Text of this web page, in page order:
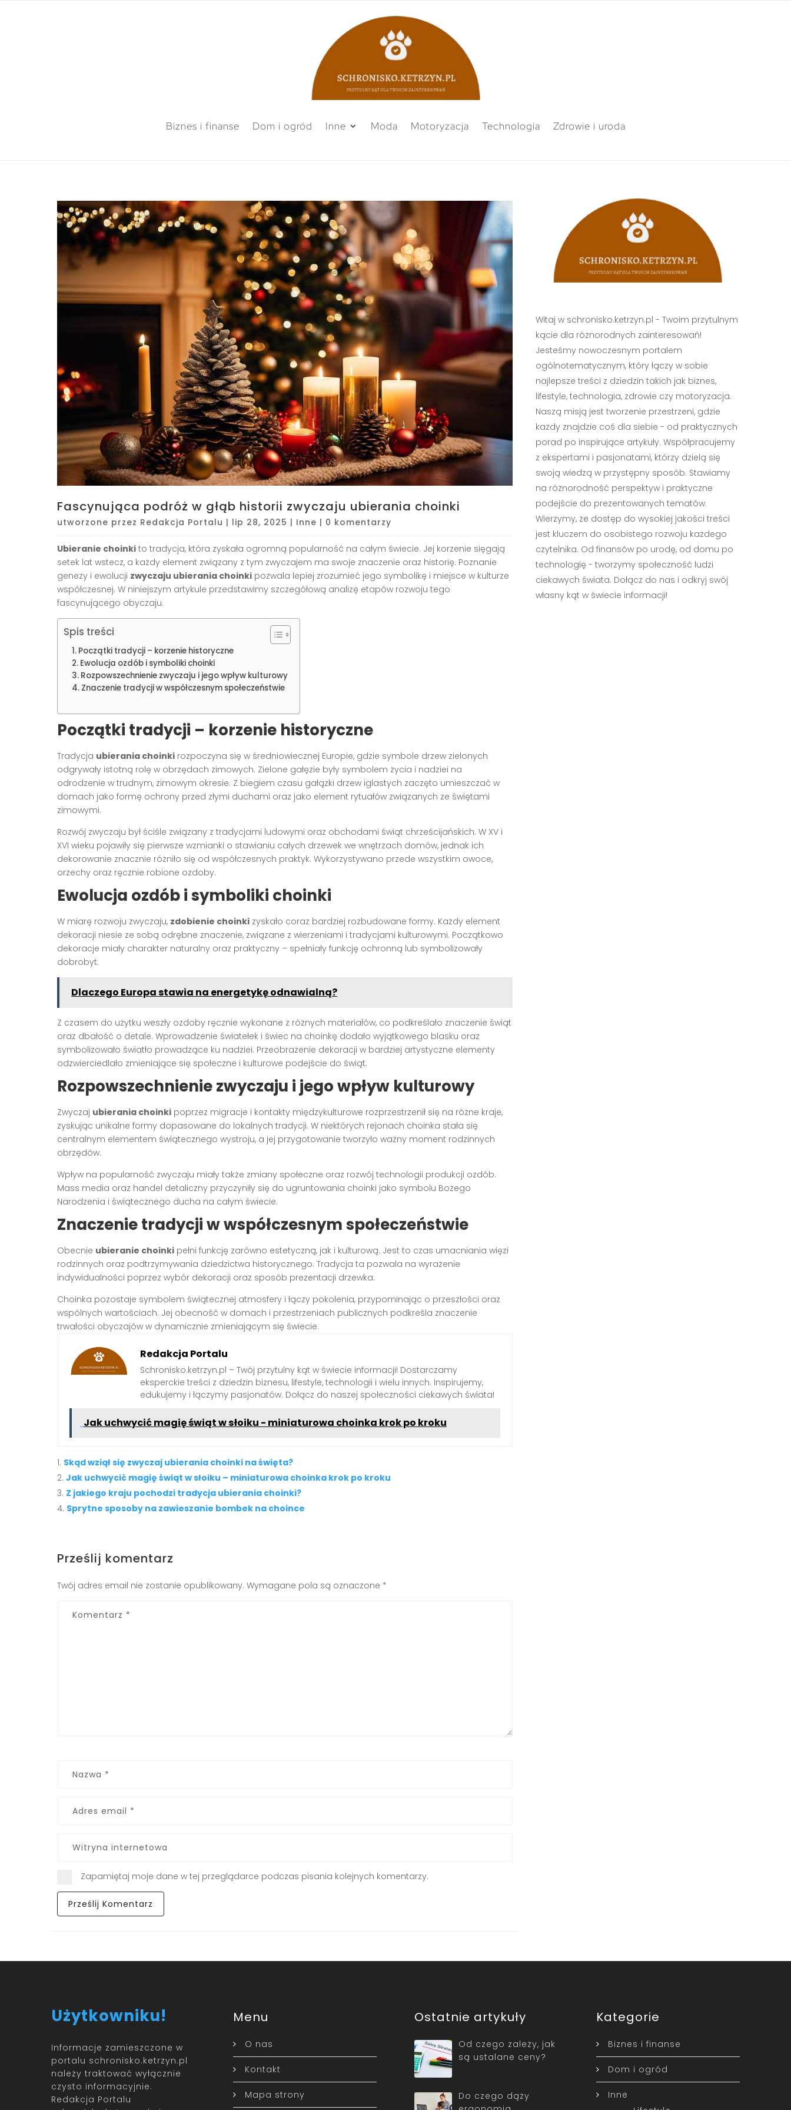
Biznes i finanse Dom i ogród Inne Moda Motoryzacja Technologia Zdrowie i uroda
Fascynująca podróż w głąb historii zwyczaju ubierania choinki
utworzone przez Redakcja Portalu | lip 28, 2025 | Inne | 0 komentarzy
Ubieranie choinki to tradycja, która zyskała ogromną popularność na całym świecie. Jej korzenie sięgają
setek lat wstecz, a każdy element związany z tym zwyczajem ma swoje znaczenie oraz historię. Poznanie
genezy i ewolucji zwyczaju ubierania choinki pozwala lepiej zrozumieć jego symbolikę i miejsce w kulturze
współczesnej. W niniejszym artykule przedstawimy szczegółową analizę etapów rozwoju tego
fascynującego obyczaju.
Spis treści
Początki tradycji – korzenie historyczne
Ewolucja ozdób i symboliki choinki
Rozpowszechnienie zwyczaju i jego wpływ kulturowy
Znaczenie tradycji w współczesnym społeczeństwie
Początki tradycji – korzenie historyczne
Tradycja ubierania choinki rozpoczyna się w średniowiecznej Europie, gdzie symbole drzew zielonych
odgrywały istotną rolę w obrzędach zimowych. Zielone gałęzie były symbolem życia i nadziei na
odrodzenie w trudnym, zimowym okresie. Z biegiem czasu gałązki drzew iglastych zaczęto umieszczać w
domach jako formę ochrony przed złymi duchami oraz jako element rytuałów związanych ze świętami
zimowymi.
Rozwój zwyczaju był ściśle związany z tradycjami ludowymi oraz obchodami świąt chrześcijańskich. W XV i
XVI wieku pojawiły się pierwsze wzmianki o stawianiu całych drzewek we wnętrzach domów, jednak ich
dekorowanie znacznie różniło się od współczesnych praktyk. Wykorzystywano przede wszystkim owoce,
orzechy oraz ręcznie robione ozdoby.
Ewolucja ozdób i symboliki choinki
W miarę rozwoju zwyczaju, zdobienie choinki zyskało coraz bardziej rozbudowane formy. Każdy element
dekoracji niesie ze sobą odrębne znaczenie, związane z wierzeniami i tradycjami kulturowymi. Początkowo
dekoracje miały charakter naturalny oraz praktyczny – spełniały funkcję ochronną lub symbolizowały
dobrobyt.
Dlaczego Europa stawia na energetykę odnawialną?
Z czasem do użytku weszły ozdoby ręcznie wykonane z różnych materiałów, co podkreślało znaczenie świąt
oraz dbałość o detale. Wprowadzenie światełek i świec na choinkę dodało wyjątkowego blasku oraz
symbolizowało światło prowadzące ku nadziei. Przeobrażenie dekoracji w bardziej artystyczne elementy
odzwierciedlało zmieniające się społeczne i kulturowe podejście do świąt.
Rozpowszechnienie zwyczaju i jego wpływ kulturowy
Zwyczaj ubierania choinki poprzez migracje i kontakty międzykulturowe rozprzestrzenił się na różne kraje,
zyskując unikalne formy dopasowane do lokalnych tradycji. W niektórych rejonach choinka stała się
centralnym elementem świątecznego wystroju, a jej przygotowanie tworzyło ważny moment rodzinnych
obrzędów.
Wpływ na popularność zwyczaju miały także zmiany społeczne oraz rozwój technologii produkcji ozdób.
Mass media oraz handel detaliczny przyczyniły się do ugruntowania choinki jako symbolu Bożego
Narodzenia i świątecznego ducha na całym świecie.
Znaczenie tradycji w współczesnym społeczeństwie
Obecnie ubieranie choinki pełni funkcję zarówno estetyczną, jak i kulturową. Jest to czas umacniania więzi
rodzinnych oraz podtrzymywania dziedzictwa historycznego. Tradycja ta pozwala na wyrażenie
indywidualności poprzez wybór dekoracji oraz sposób prezentacji drzewka.
Choinka pozostaje symbolem świątecznej atmosfery i łączy pokolenia, przypominając o przeszłości oraz
wspólnych wartościach. Jej obecność w domach i przestrzeniach publicznych podkreśla znaczenie
trwałości obyczajów w dynamicznie zmieniającym się świecie.
Redakcja Portalu
Schronisko.ketrzyn.pl – Twój przytulny kąt w świecie informacji! Dostarczamy
eksperckie treści z dziedzin biznesu, lifestyle, technologii i wielu innych. Inspirujemy,
edukujemy i łączymy pasjonatów. Dołącz do naszej społeczności ciekawych świata!
Jak uchwycić magię świąt w słoiku - miniaturowa choinka krok po kroku
Skąd wziął się zwyczaj ubierania choinki na święta?
Jak uchwycić magię świąt w słoiku – miniaturowa choinka krok po kroku
Z jakiego kraju pochodzi tradycja ubierania choinki?
Sprytne sposoby na zawieszanie bombek na choince
Prześlij komentarz
Twój adres email nie zostanie opublikowany. Wymagane pola są oznaczone *
Zapamiętaj moje dane w tej przeglądarce podczas pisania kolejnych komentarzy.
Witaj w schronisko.ketrzyn.pl - Twoim przytulnym
kącie dla różnorodnych zainteresowań!
Jesteśmy nowoczesnym portalem
ogólnotematycznym, który łączy w sobie
najlepsze treści z dziedzin takich jak biznes,
lifestyle, technologia, zdrowie czy motoryzacja.
Naszą misją jest tworzenie przestrzeni, gdzie
każdy znajdzie coś dla siebie - od praktycznych
porad po inspirujące artykuły. Współpracujemy
z ekspertami i pasjonatami, którzy dzielą się
swoją wiedzą w przystępny sposób. Stawiamy
na różnorodność perspektyw i praktyczne
podejście do prezentowanych tematów.
Wierzymy, że dostęp do wysokiej jakości treści
jest kluczem do osobistego rozwoju każdego
czytelnika. Od finansów po urodę, od domu po
technologię - tworzymy społeczność ludzi
ciekawych świata. Dołącz do nas i odkryj swój
własny kąt w świecie informacji!
Użytkowniku!
Informacje zamieszczone w
portalu schronisko.ketrzyn.pl
należy traktować wyłącznie
czysto informacyjnie.
Redakcja Portalu
Menu
O nas
Kontakt
Mapa strony
Ostatnie artykuły
Od czego zależy, jak
są ustalane ceny?
Do czego dąży
Kategorie
Biznes i finanse
Dom i ogród
Inne